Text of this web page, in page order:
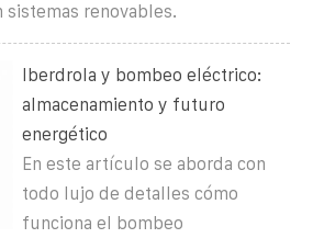
renovables.
Iberdrola y bombeo eléctrico:
almacenamiento y futuro
energético
En este artículo se aborda con
todo lujo de detalles cómo
funciona el bombeo